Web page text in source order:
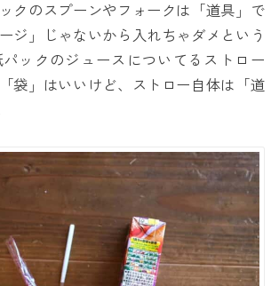
クのスプーンやフォークは「道具」で
ジ」じゃないから入れちゃダメという
ックのジュースについてるストロー
袋」はいいけど、ストロー自体は「道